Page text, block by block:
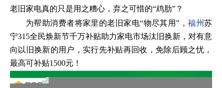
老旧家电真的只是用之糟心，弃之可惜的“鸡肋”？
为帮助消费者将家里的老旧家电“物尽其用”，福州苏
宁315全民焕新节千万补贴助力家电市场汰旧换新，对有意
向以旧换新的用户，实行先补贴再回收，免除后顾之忧，
最高可补贴1500元！